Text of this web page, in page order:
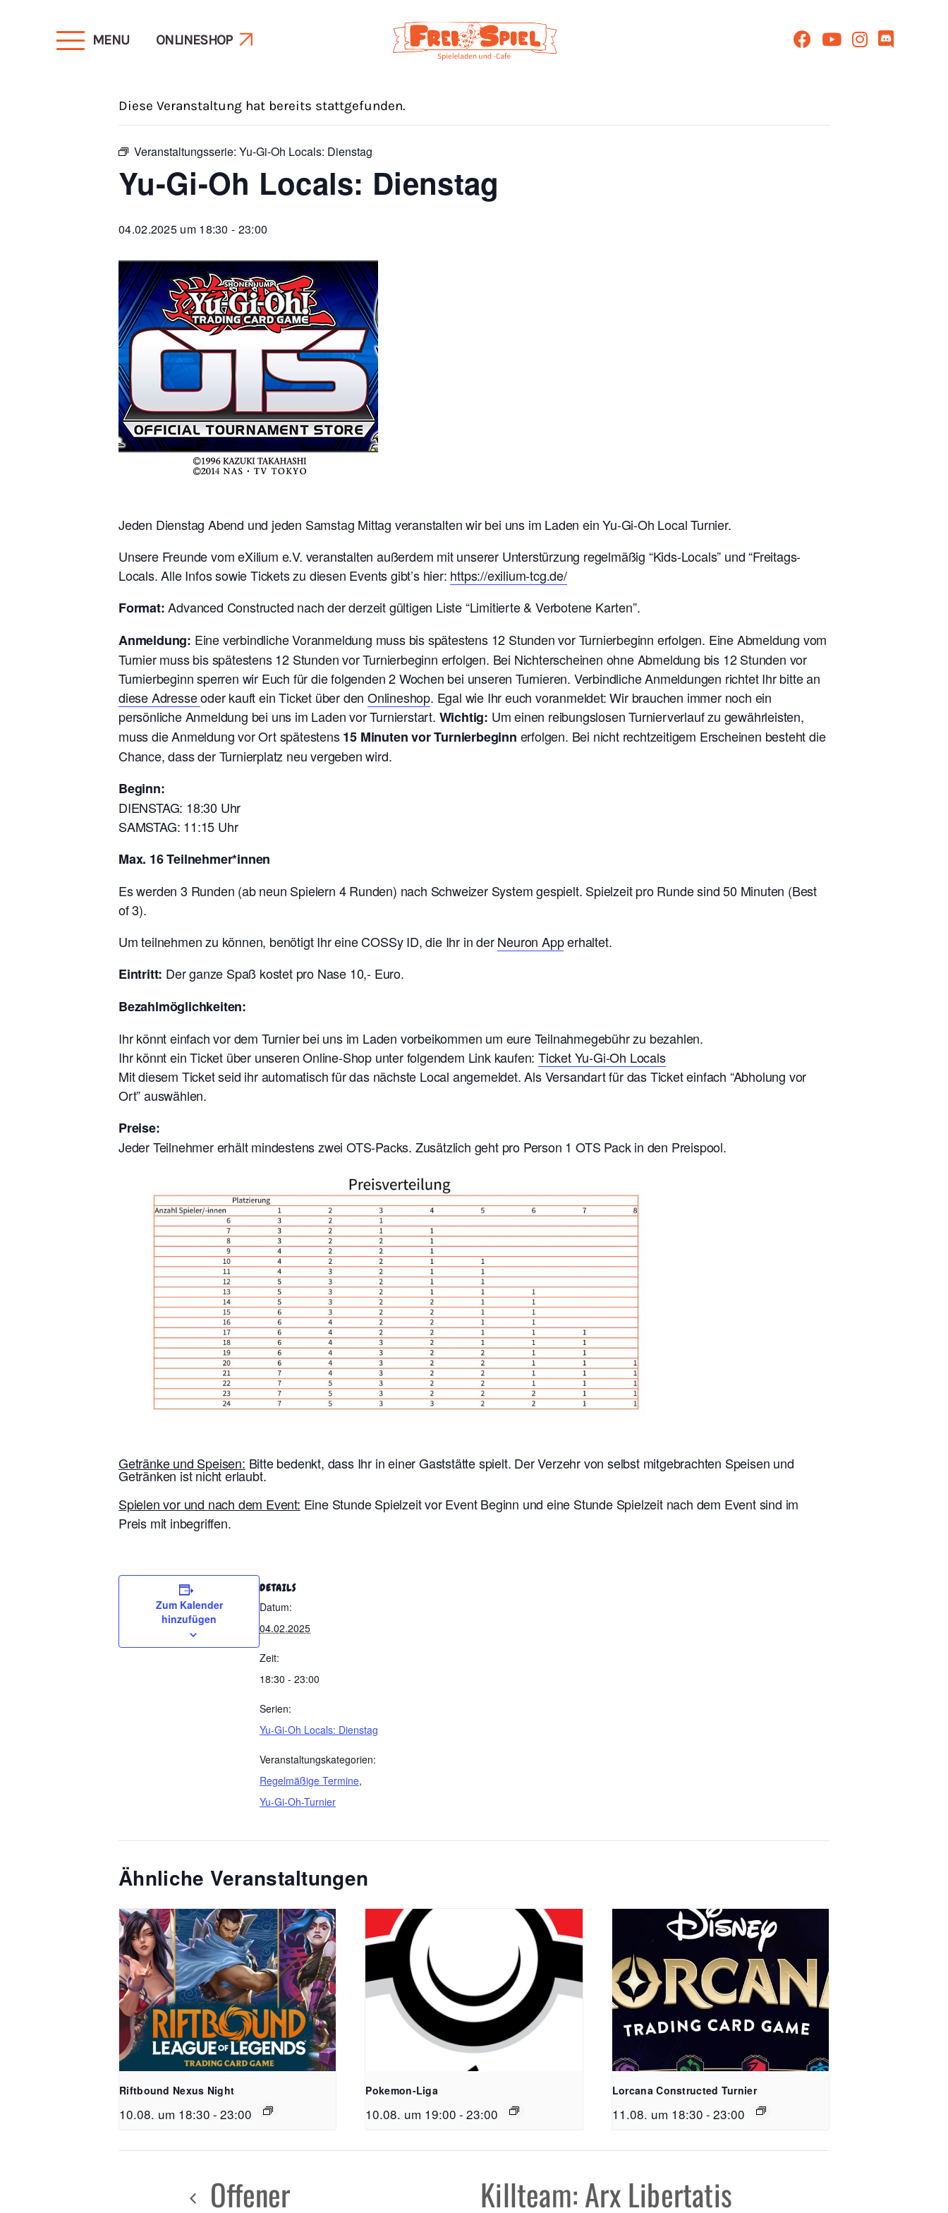
MENU ONLINESHOP
Telefon:0761 / 59 51 64 26
E-Mail: info@freispiel-freiburg.de
Diese Veranstaltung hat bereits stattgefunden.
Veranstaltungsserie: Yu-Gi-Oh Locals: Dienstag
Yu-Gi-Oh Locals: Dienstag
04.02.2025 um 18:30 - 23:00
Jeden Dienstag Abend und jeden Samstag Mittag veranstalten wir bei uns im Laden ein Yu-Gi-Oh Local Turnier.
Unsere Freunde vom eXilium e.V. veranstalten außerdem mit unserer Unterstürzung regelmäßig “Kids-Locals” und “Freitags-
Locals. Alle Infos sowie Tickets zu diesen Events gibt’s hier: https://exilium-tcg.de/
Format:Advanced Constructed nach der derzeit gültigen Liste “Limitierte & Verbotene Karten”.
Anmeldung: Eine verbindliche Voranmeldung muss bis spätestens 12 Stunden vor Turnierbeginn erfolgen. Eine Abmeldung vom
Turnier muss bis spätestens 12 Stunden vor Turnierbeginn erfolgen. Bei Nichterscheinen ohne Abmeldung bis 12 Stunden vor
Turnierbeginn sperren wir Euch für die folgenden 2 Wochen bei unseren Turnieren. Verbindliche Anmeldungen richtet Ihr bitte an
diese Adresseoder kauft ein Ticket über denOnlineshop. Egal wie Ihr euch voranmeldet: Wir brauchen immer noch ein
persönliche Anmeldung bei uns im Laden vor Turnierstart. Wichtig: Um einen reibungslosen Turnierverlauf zu gewährleisten,
muss die Anmeldung vor Ort spätestens15 Minuten vor Turnierbeginn erfolgen. Bei nicht rechtzeitigem Erscheinen besteht die
Chance, dass der Turnierplatz neu vergeben wird.
Beginn:
DIENSTAG: 18:30 Uhr
SAMSTAG: 11:15 Uhr
Max. 16 Teilnehmer*innen
Es werden 3 Runden (ab neun Spielern 4 Runden) nach Schweizer System gespielt. Spielzeit pro Runde sind 50 Minuten (Best
of 3).
Um teilnehmen zu können, benötigt Ihr eine COSSy ID, die Ihr in derNeuron Apperhaltet.
Eintritt: Der ganze Spaß kostet pro Nase 10,- Euro.
Bezahlmöglichkeiten:
Ihr könnt einfach vor dem Turnier bei uns im Laden vorbeikommen um eure Teilnahmegebühr zu bezahlen.
Ihr könnt ein Ticket über unseren Online-Shop unter folgendem Link kaufen: Ticket Yu-Gi-Oh Locals
Mit diesem Ticket seid ihr automatisch für das nächste Local angemeldet. Als Versandart für das Ticket einfach “Abholung vor
Ort” auswählen.
Preise:
Jeder Teilnehmer erhält mindestens zwei OTS-Packs. Zusätzlich geht pro Person 1 OTS Pack in den Preispool.
Getränke und Speisen: Bitte bedenkt, dass Ihr in einer Gaststätte spielt. Der Verzehr von selbst mitgebrachten Speisen und
Getränken ist nicht erlaubt.
Spielen vor und nach dem Event: Eine Stunde Spielzeit vor Event Beginn und eine Stunde Spielzeit nach dem Event sind im
Preis mit inbegriffen.
Zum Kalender
hinzufügen
DETAILS
Datum:
04.02.2025
Zeit:
18:30 - 23:00
Serien:
Yu-Gi-Oh Locals: Dienstag
Veranstaltungskategorien:
Regelmäßige Termine,
Yu-Gi-Oh-Turnier
Ähnliche Veranstaltungen
Riftbound Nexus Night
10.08. um 18:30 - 23:00
Pokemon-Liga
10.08. um 19:00 - 23:00
Lorcana Constructed Turnier
11.08. um 18:30 - 23:00
Offener Killteam: Arx Libertatis